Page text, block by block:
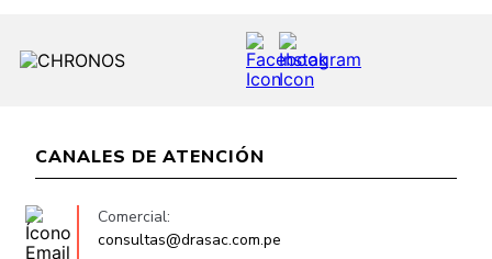
CANALES DE ATENCIÓN
Comercial:
consultas@drasac.com.pe